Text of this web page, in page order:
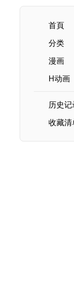
首頁
分类
漫画
H动画
历史
收藏清